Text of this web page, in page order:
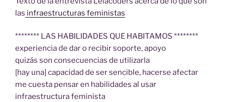
las infraestructuras feministas
******** LAS HABILIDADES QUE HABITAMOS ********
experiencia de dar o recibir soporte, apoyo
quizás son consecuencias de utilizarla
[hay una] capacidad de ser sencible, hacerse afectar
me cuesta pensar en habilidades al usar
infraestructura feminista